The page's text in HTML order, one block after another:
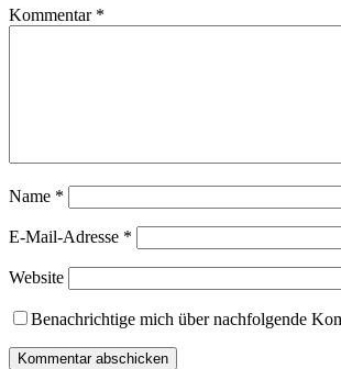
Kommentar *
Name *
E-Mail-Adresse *
Website
Benachrichtige mich über nachfolgende